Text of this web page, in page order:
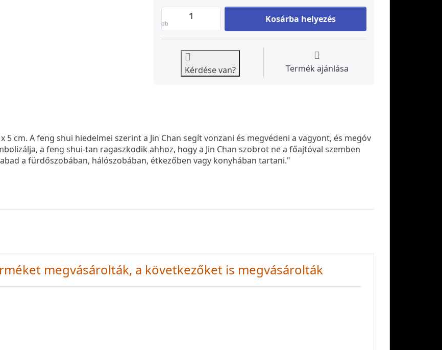
db
Jin Chan (Chan Chuy) Feng Shui béka at 4 630 Ft,
Kosárba helyezés
Kérdése van? Termék ajánlása
5 cm. A feng shui hiedelmei szerint a Jin Chan segít vonzani és megvédeni a vagyont, és megóv
a feng shui-tan ragaszkodik ahhoz, hogy a Jin Chan szobrot ne a főajtóval szemben
a fürdőszobában, hálószobában, étkezőben vagy konyhában tartani."
megvásárolták, a következőket is megvásárolták